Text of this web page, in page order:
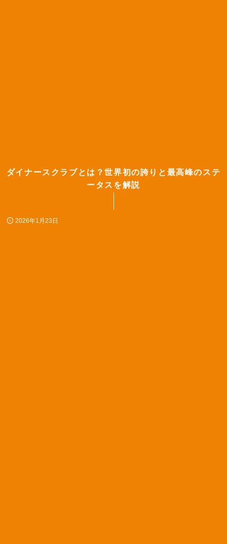
ダイナースクラブとは？世界初の誇りと最高峰のステ
ータスを解説
2026年1月23日